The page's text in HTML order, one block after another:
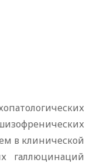
в клинической
галлюцинаций